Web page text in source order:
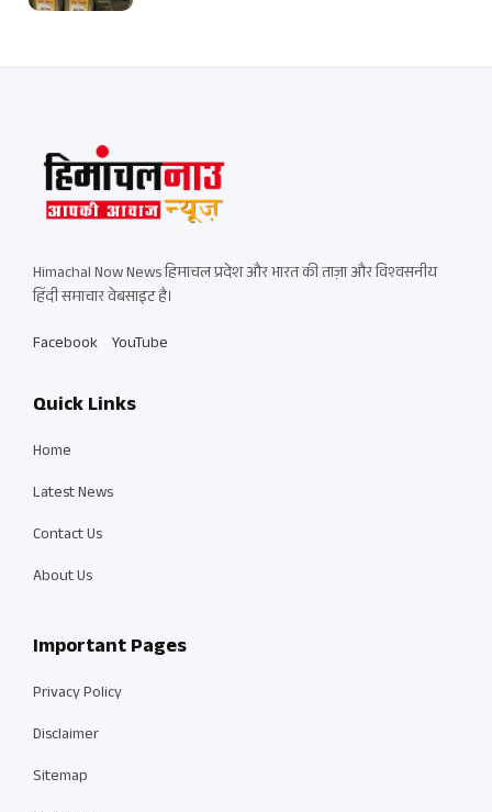
Himachal Now News हिमाचल प्रदेश और भारत की ताज़ा और विश्वसनीय
हिंदी समाचार वेबसाइट है।
Facebook YouTube
Quick Links
Home
Latest News
Contact Us
About Us
Important Pages
Privacy Policy
Disclaimer
Sitemap